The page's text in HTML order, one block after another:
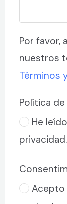
Por favor,
nuestros
Términos
Política
He
privacidad.
Acepto